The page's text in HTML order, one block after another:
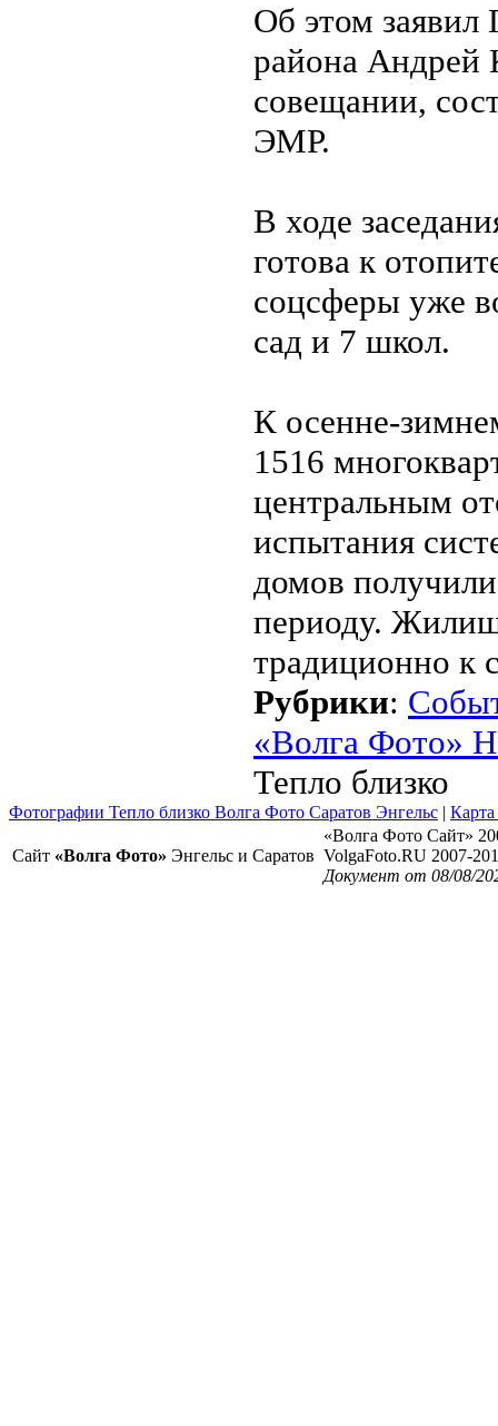
Об этом заявил
района Андрей
совещании,
ЭМР.
В ходе
готова к
соцсферы уже
сад и 7 школ.
К осенне-
1516
центральным
испытания
домов
периоду.
традиционно к
Рубрики:
«Волга Фото»
Тепло близко
Фотографии Тепло близко Волга Фото Саратов Энгельс | Карта
Сайт «Волга Фото» Энгельс и Саратов
«Волга Фото Сайт»
VolgaFoto.RU 2007-
Документ от 08/08/